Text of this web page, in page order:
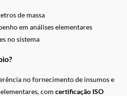
de massa
em análises elementares
no sistema
no fornecimento de insumos e
comcertificação ISO